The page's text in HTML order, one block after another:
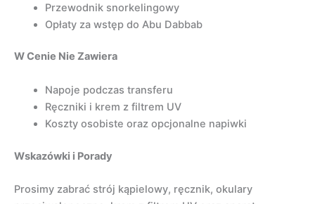
Przewodnik snorkelingowy
Opłaty za wstęp do Abu Dabbab
W Cenie Nie Zawiera
Napoje podczas transferu
Ręczniki i krem z filtrem UV
Koszty osobiste oraz opcjonalne napiwki
Wskazówki i Porady
Prosimy zabrać strój kąpielowy, ręcznik, okulary